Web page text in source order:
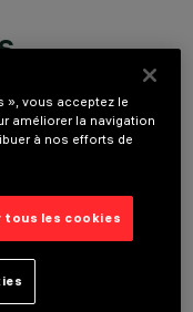
Malgré les
la technologie
Corps
version
», vous acceptez le
améliorer la navigation
à nos efforts de
les cookies